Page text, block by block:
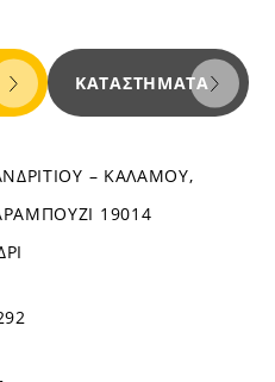
ΚΑΤΑΣΤΉΜΑΤΑ
– ΚΑΛΑΜΟΥ,
19014